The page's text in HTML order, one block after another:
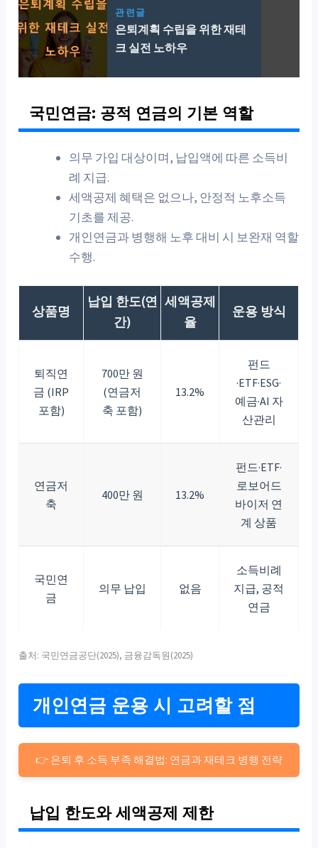
관련글
은퇴계획 수립을 위한 재테
크 실전 노하우
국민연금: 공적 연금의 기본 역할
의무 가입 대상이며, 납입액에 따른 소득비
례 지급.
세액공제 혜택은 없으나, 안정적 노후소득
기초를 제공.
개인연금과 병행해 노후 대비 시 보완재 역할
수행.
상품명
납입 한도(연
간)
세액공제
율
운용 방식
퇴직연
금 (IRP
포함)
700만 원
(연금저
축 포함)
13.2%
펀드
·ETF·ESG·
예금·AI 자
산관리
연금저
축
400만 원 13.2%
펀드·ETF·
로보어드
바이저 연
계 상품
국민연
금
의무 납입 없음
소득비례
지급, 공적
연금
출처: 국민연금공단(2025), 금융감독원(2025)
개인연금 운용 시 고려할 점
👉 은퇴 후 소득 부족 해결법: 연금과 재테크 병행 전략
납입 한도와 세액공제 제한